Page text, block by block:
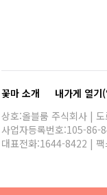
꽃마 소개 내가게 열기
상호:올블룸 주식회사 |
사업자등록번호:105-86-
대표전화:1644-8422 |